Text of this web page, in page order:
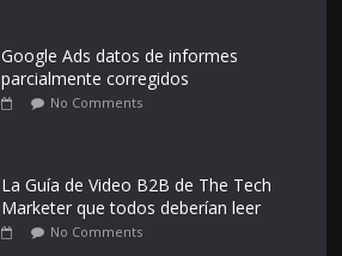
Google Ads datos de informes
parcialmente corregidos
No Comments
La Guía de Video B2B de The Tech
Marketer que todos deberían leer
No Comments